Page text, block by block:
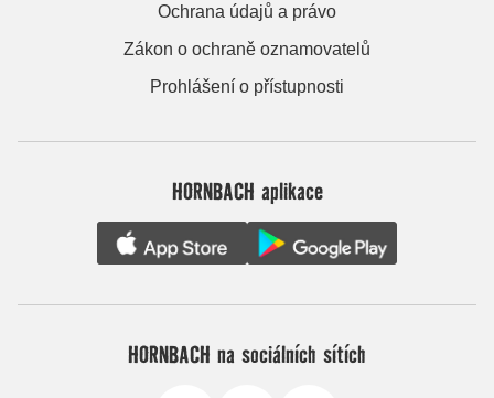
Ochrana údajů a právo
Zákon o ochraně oznamovatelů
Prohlášení o přístupnosti
HORNBACH aplikace
HORNBACH na sociálních sítích